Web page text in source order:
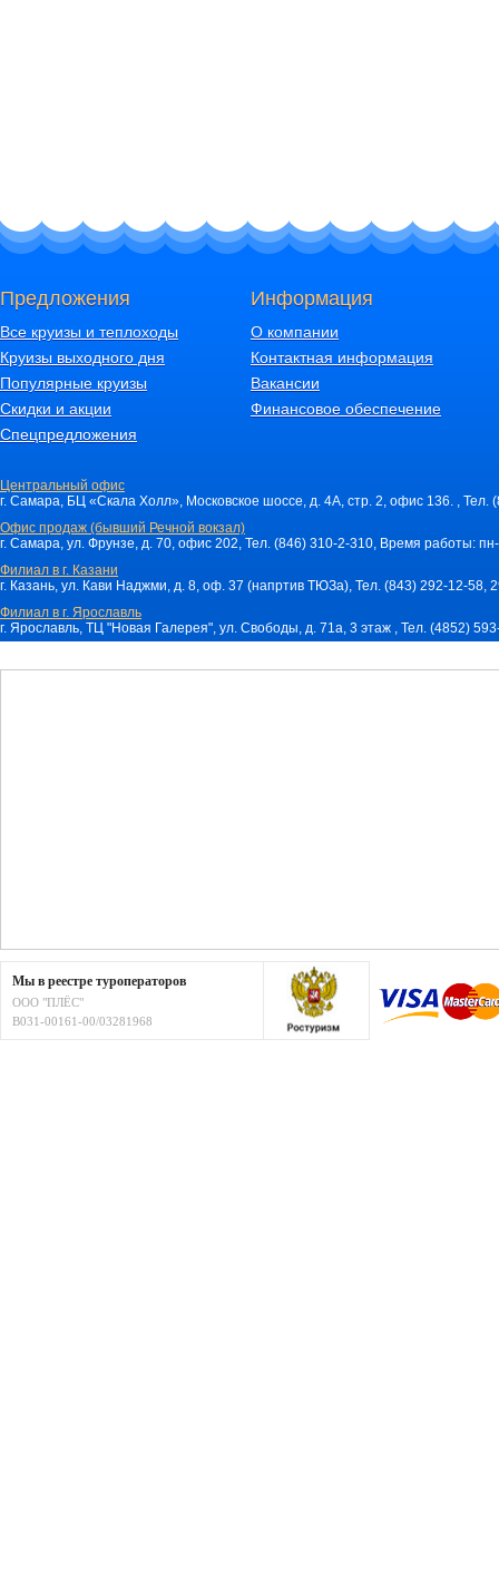
Предложения
Все круизы и теплоходы
Круизы выходного дня
Популярные круизы
Скидки и акции
Спецпредложения
Информация
О компании
Контактная информация
Вакансии
Финансовое обеспечение
Центральный офис
г. Самара, БЦ «Скала Холл», Московское шоссе, д. 4А, стр. 2, офис 136. ,
Офис продаж (бывший Речной вокзал)
г. Самара, ул. Фрунзе, д. 70, офис 202, Тел. (846) 310-2-310, Время работы:
Филиал в г. Казани
г. Казань, ул. Кави Наджми, д. 8, оф. 37 (напртив ТЮЗа), Тел. (843) 292-12-
Филиал в г. Ярославль
г. Ярославль, ТЦ "Новая Галерея", ул. Свободы, д. 71a, 3 этаж , Тел. (4852)
Мы в реестре туроператоров
ООО "ПЛЁС"
В031-00161-00/03281968